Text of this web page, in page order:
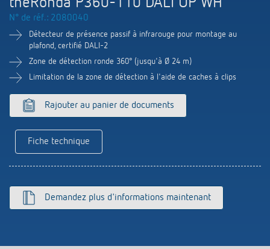
Commutation et variation fiables des LED
Aérez correctement: les capteurs de CO2
de Theben
Régulation de la température
Références
Télérupteur impulsionnel OKTO de Theben
Design
Historique
Aide au Choix
N° de réf.: 2080040
Détecteur de présence passif à infrarouge pour montage au
plafond, certifié DALI-2
Zone de détection ronde 360° (jusqu'à Ø 24 m)
Limitation de la zone de détection à l'aide de caches à clips
Rajouter au panier de documents
Fiche technique
Demandez plus d'informations maintenant